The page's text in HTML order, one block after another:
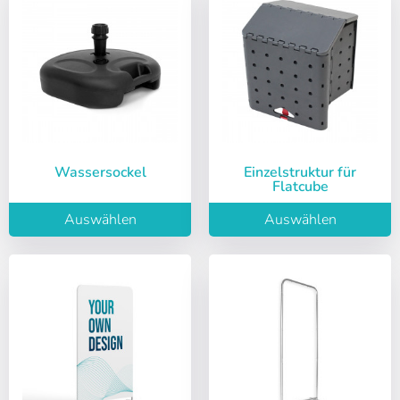
Wassersockel
Auswählen
Einzelstruktur für
Flatcube
Auswählen